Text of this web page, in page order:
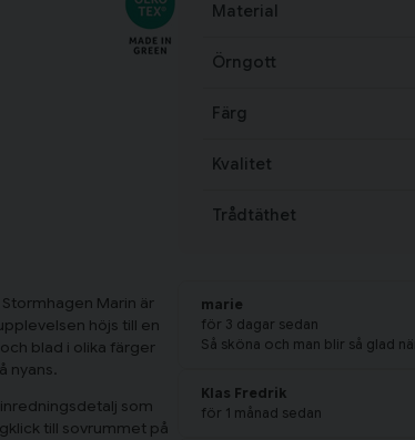
Marin är
höjs till en
blad i olika färger
nyans.
som
till sovrummet på
Material
Örngott
Färg
Kvalitet
Trådtäthet
marie
för 3 dagar sedan
Så sköna och man blir så glad
Klas Fredrik
för 1 månad sedan